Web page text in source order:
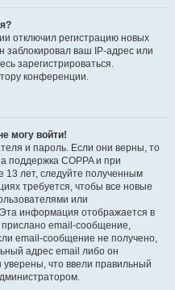
отключил регистрацию новых
заблокировал ваш IP-адрес или
зарегистрироваться.
конференции.
могу войти!
и пароль. Если они верны, то
поддержка COPPA и при
13 лет, следуйте полученным
требуется, чтобы все новые
или
информация отображается в
email-сообщение,
email-сообщение не получено,
адрес email либо он
что ввели правильный